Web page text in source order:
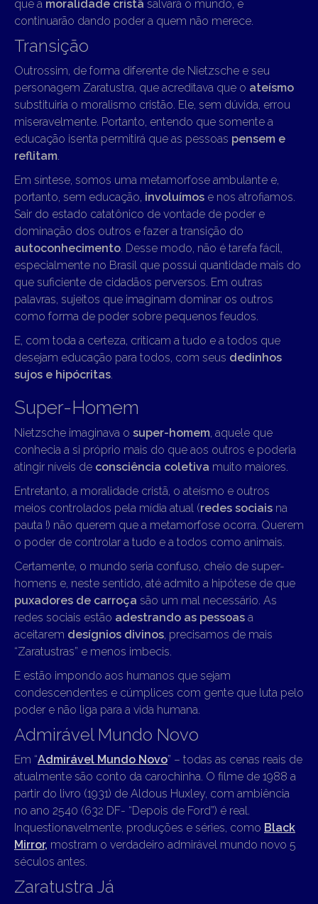
que a moralidade cristã salvará o mundo, e
continuarão dando poder a quem não merece.
Transição
Outrossim, de forma diferente de Nietzsche e seu
personagem Zaratustra, que acreditava que o ateísmo
substituiria o moralismo cristão. Ele, sem dúvida, errou
miseravelmente. Portanto, entendo que somente a
educação isenta permitirá que as pessoas pensem e
reflitam.
Em síntese, somos uma metamorfose ambulante e,
portanto, sem educação, involuímos e nos atrofiamos.
Sair do estado catatônico de vontade de poder e
dominação dos outros e fazer a transição do
autoconhecimento. Desse modo, não é tarefa fácil,
especialmente no Brasil que possui quantidade mais do
que suficiente de cidadãos perversos. Em outras
palavras, sujeitos que imaginam dominar os outros
como forma de poder sobre pequenos feudos.
E, com toda a certeza, criticam a tudo e a todos que
desejam educação para todos, com seus dedinhos
sujos e hipócritas.
Super-Homem
Nietzsche imaginava o super-homem, aquele que
conhecia a si próprio mais do que aos outros e poderia
atingir níveis de consciência coletiva muito maiores.
Entretanto, a moralidade cristã, o ateísmo e outros
meios controlados pela mídia atual (redes sociais na
pauta !) não querem que a metamorfose ocorra. Querem
o poder de controlar a tudo e a todos como animais.
Certamente, o mundo seria confuso, cheio de super-
homens e, neste sentido, até admito a hipótese de que
puxadores de carroça são um mal necessário. As
redes sociais estão adestrando as pessoas a
aceitarem desígnios divinos, precisamos de mais
“Zaratustras” e menos imbecis.
E estão impondo aos humanos que sejam
condescendentes e cúmplices com gente que luta pelo
poder e não liga para a vida humana.
Admirável Mundo Novo
Em “Admirável Mundo Novo” – todas as cenas reais de
atualmente são conto da carochinha. O filme de 1988 a
partir do livro (1931) de Aldous Huxley, com ambiência
no ano 2540 (632 DF- “Depois de Ford”) é real.
Inquestionavelmente, produções e séries, como Black
Mirror, mostram o verdadeiro admirável mundo novo 5
séculos antes.
Zaratustra Já